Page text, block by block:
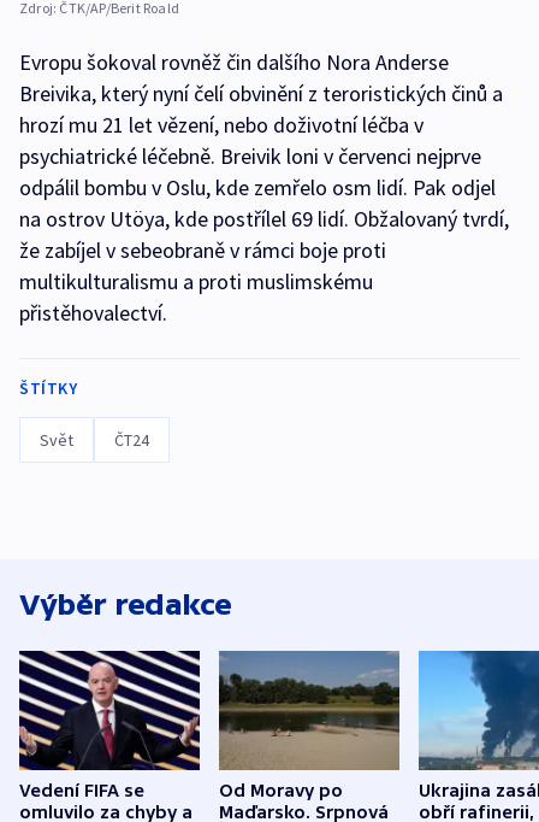
Zdroj: ČTK/AP/Berit Roald
Evropu šokoval rovněž čin dalšího Nora Anderse
Breivika, který nyní čelí obvinění z teroristických činů a
hrozí mu 21 let vězení, nebo doživotní léčba v
psychiatrické léčebně. Breivik loni v červenci nejprve
odpálil bombu v Oslu, kde zemřelo osm lidí. Pak odjel
na ostrov Utöya, kde postřílel 69 lidí. Obžalovaný tvrdí,
že zabíjel v sebeobraně v rámci boje proti
multikulturalismu a proti muslimskému
přistěhovalectví.
ŠTÍTKY
Svět ČT24
Výběr redakce
Vedení FIFA se
omluvilo za chyby a
Od Moravy po
Maďarsko. Srpnová
Ukrajina
obří rafinerii,